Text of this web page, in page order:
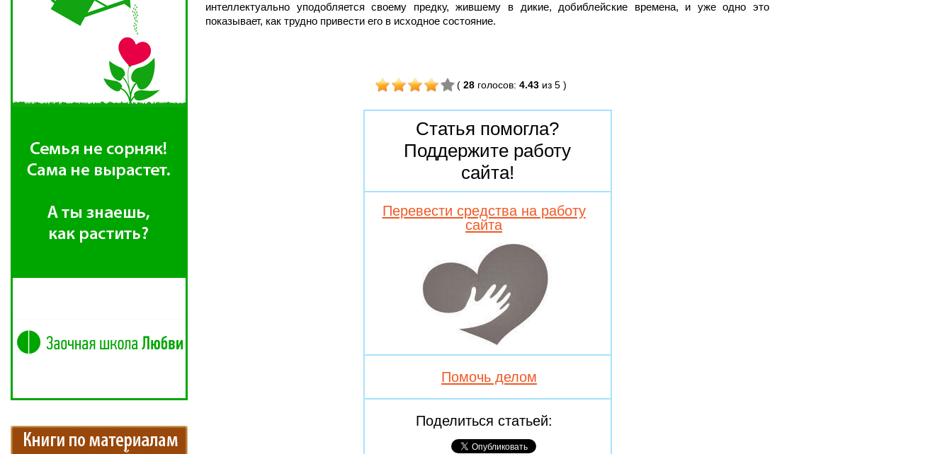
интеллектуально уподобляется своему предку, жившему в дикие, добиблейские времена, и уже одно это
показывает, как трудно привести его в исходное состояние.
( 28 голосов: 4.43из 5)
Статья помогла?
Поддержите работу
сайта!
Перевести средства на работу
сайта
Помочь делом
Поделиться статьей: